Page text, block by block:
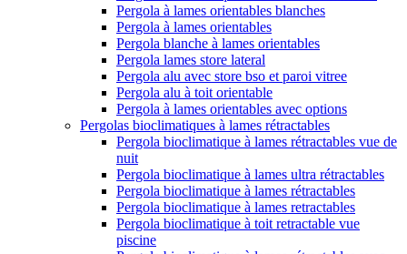
Pergola à lames orientables blanches
Pergola à lames orientables
Pergola blanche à lames orientables
Pergola lames store lateral
Pergola alu avec store bso et paroi vitree
Pergola alu à toit orientable
Pergola à lames orientables avec options
Pergolas bioclimatiques à lames rétractables
Pergola bioclimatique à lames rétractables vue de
nuit
Pergola bioclimatique à lames ultra rétractables
Pergola bioclimatique à lames rétractables
Pergola bioclimatique à lames retractables
Pergola bioclimatique à toit retractable vue
piscine